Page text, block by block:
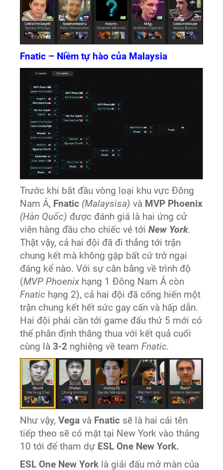
Fnatic – Niềm tự hào của Malaysia
Trước khi bắt đầu vòng loại khu vực Đông
Nam Á, Fnatic (Malaysisa) và MVP Phoenix
(Hàn Quốc) được đánh giá là hai ứng cử
viên hàng đầu cho chiếc vé tớiNew York.
Thật vậy, cả hai đội đã đi thẳng tới trận
chung kết mà không gặp bất cứ trở ngại
đáng kể nào. Với sự cân bằng về trình độ
(MVP Phoenix hạng 1 Đông Nam Á còn
Fnatic hạng 2), cả hai đội đã cống hiến một
trận chung kết hết sức gay cấn và hấp dẫn.
Hai đội phải cần tới game đấu thứ 5 mới có
thể phân định thắng thua với kết quả cuối
cùng là3-2 nghiêng về teamFnatic.
Như vậy,Vega và Fnatic sẽ là hai cái tên
tiếp theo sẽ có mặt tại New York vào tháng
10 tới để tham dự ESL One New York.
ESL One New York là giải đấu mở màn của